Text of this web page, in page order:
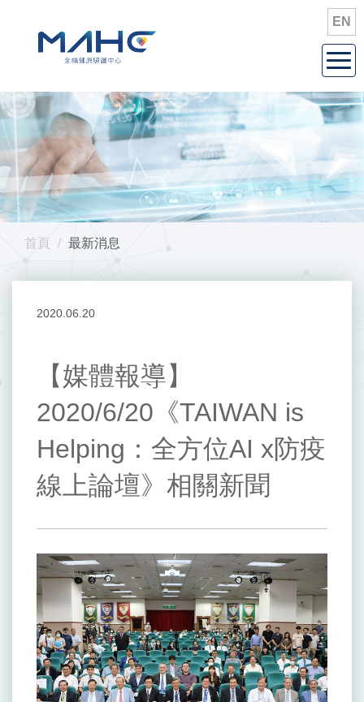
EN
首頁 最新消息
2020.06.20
【媒體報導】
2020/6/20《TAIWAN is
Helping：全方位AI x防疫
線上論壇》相關新聞